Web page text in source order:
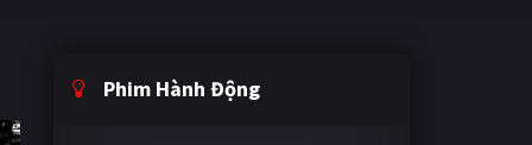
Phim Hành Động